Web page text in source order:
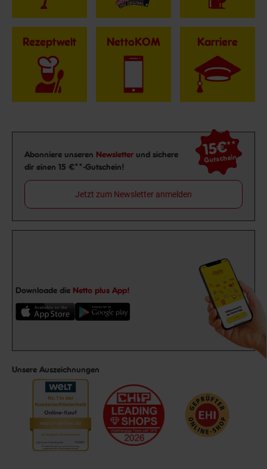
Rezeptwelt NettoKOM Karriere
Newsletter Anmeldung
Abonniere unseren Newsletter und sichere
dir einen 15 €**-Gutschein!
15€**
Gutschein
Jetzt zum Newsletter anmelden
Downloade die Netto plus App!
Unsere Auszeichnungen